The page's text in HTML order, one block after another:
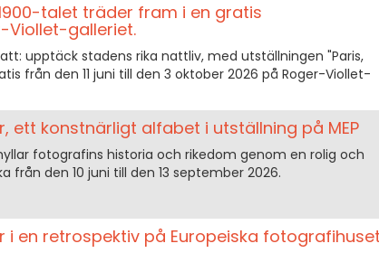
talet träder fram i en gratis
Viollet-galleriet.
upptäck stadens rika nattliv, med utställningen "Paris,
från den 11 juni till den 3 oktober 2026 på Roger-Viollet-
ett konstnärligt alfabet i utställning på MEP
fotografins historia och rikedom genom en rolig och
från den 10 juni till den 13 september 2026.
i en retrospektiv på Europeiska